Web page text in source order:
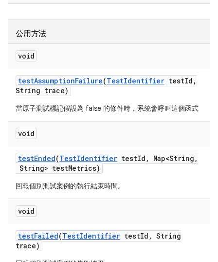
公用方法
void
testAssumptionFailure(TestIdentifier testId ,
String trace)
當原子測試標記假設為 false 的條件時，系統會呼叫這個函式
void
testEnded(TestIdentifier testId , Map<String ,
String> testMetrics)
回報個別測試案例的執行結束時間。
void
testFailed(TestIdentifier testId , String
trace)